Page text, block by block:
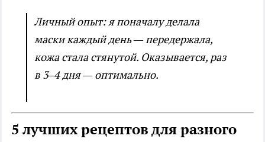
Личный опыт: я поначалу делала
маски каждый день — передержала,
кожа стала стянутой. Оказывается, раз
в 3–4 дня — оптимально.
5 лучших рецептов для разного